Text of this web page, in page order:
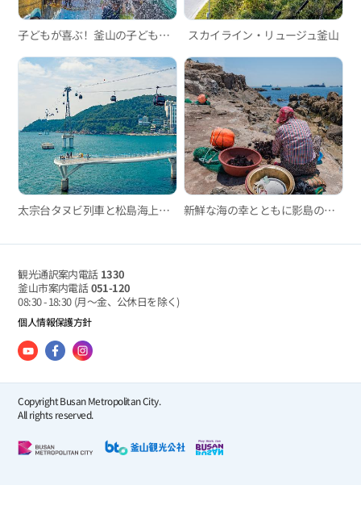
子どもが喜ぶ！釜山の子ども向けウォーターパーク3選 スカイライン・リュージュ釜山
太宗台タヌビ列車と松島海上ロープウェイ 新鮮な海の幸とともに影島の風情も楽しめる影島海女村
観光通訳案内電話 1330
釜山市案内電話051-120
08:30 - 18:30 (月～金、公休日を除く)
個人情報保護方針
Copyright Busan Metropolitan City.
All rights reserved.